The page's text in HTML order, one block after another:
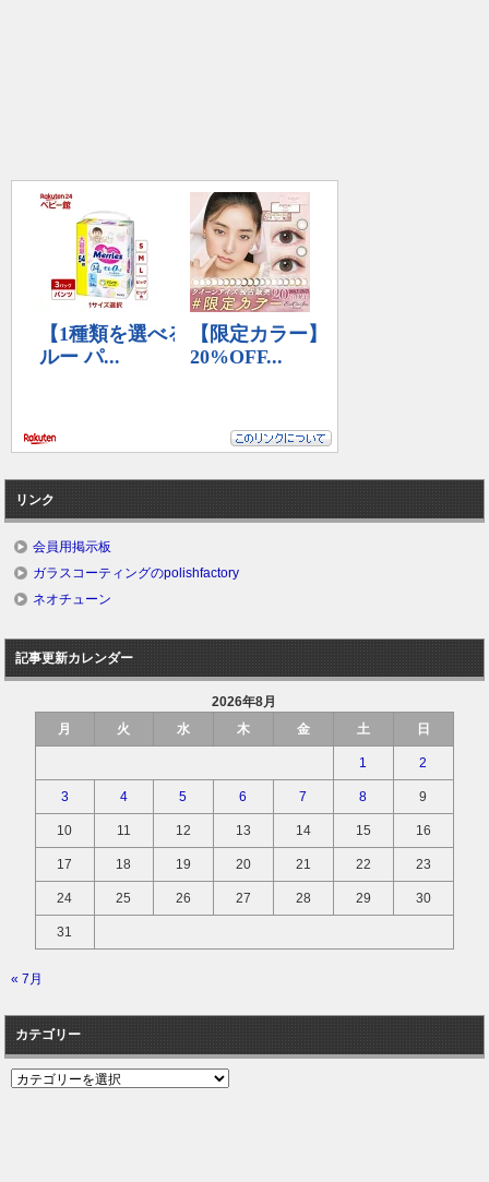
リンク
会員用掲示板
ガラスコーティングのpolishfactory
ネオチューン
記事更新カレンダー
2026年8月
月
火 水 木 金 土 日
1 2
3 4 5 6 7 8 9
10 11 12 13 14 15 16
17 18 19 20 21 22 23
24 25 26 27 28 29 30
31
« 7月
カテゴリー
カ